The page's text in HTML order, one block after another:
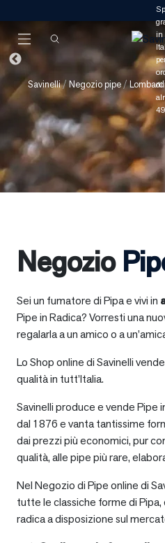
Savinelli/ Negozio pipe/
Negozio
Sei un fumatore di Pipa e vivi in
Pipe in Radica? Vorresti una
regalarla a un amico o a
Lo Shop online di Savinelli
qualità in tutt’Italia.
Savinelli produce e vende Pipe
dal 1876 e vanta tantissime
dai prezzi più economici, pur
qualità, alle pipe più rare,
Nel Negozio di Pipe online di
tutte le classiche forme di
radica a disposizione sul